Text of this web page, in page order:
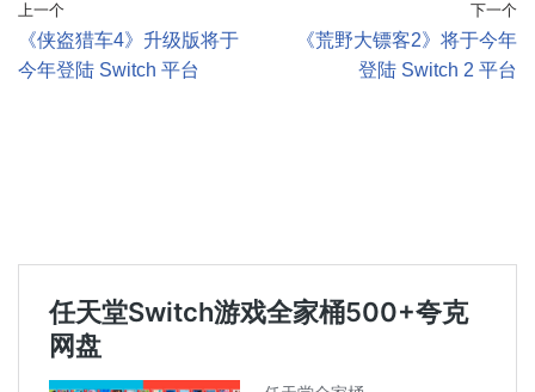
上一个
《侠盗猎车4》升级版将于
今年登陆 Switch 平台
下一个
《荒野大镖客2》将于今年
登陆 Switch 2 平台